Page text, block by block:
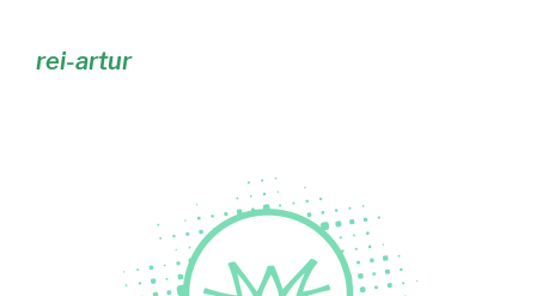
rei-artur